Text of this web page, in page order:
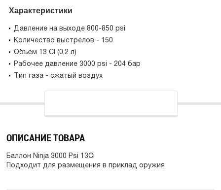
Характеристики
Давление на выходе 800-850 psi
Количество выстрелов - 150
Объём 13 CI (0,2 л)
Рабочее давление 3000 psi - 204 бар
Тип газа - сжатый воздух
ОПИСАНИЕ ТОВАРА
Баллон Ninja 3000 Psi 13Ci
Подходит для размещения в приклад оружия